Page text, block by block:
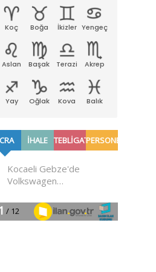
Koç Boğa İkizler Yengeç
Aslan Başak Terazi Akrep
Yay Oğlak Kova Balık